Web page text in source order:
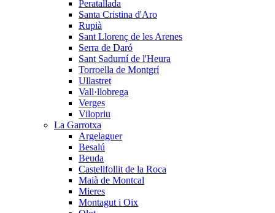
Peratallada
Santa Cristina d'Aro
Rupià
Sant Llorenç de les Arenes
Serra de Daró
Sant Sadurní de l'Heura
Torroella de Montgrí
Ullastret
Vall·llobrega
Verges
Vilopriu
La Garrotxa
Argelaguer
Besalú
Beuda
Castellfollit de la Roca
Maià de Montcal
Mieres
Montagut i Oix